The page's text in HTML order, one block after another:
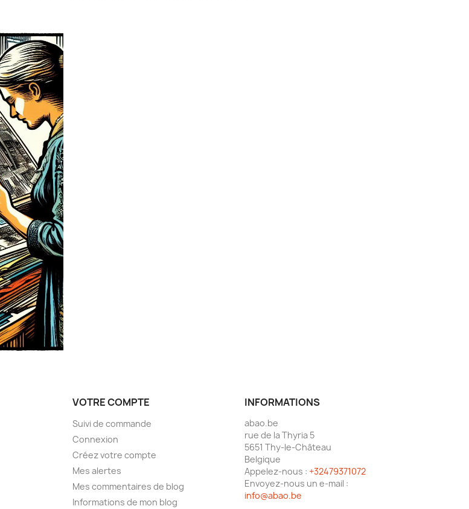
VOTRE COMPTE
Suivi de commande
Connexion
Créez votre compte
Mes alertes
Mes commentaires de blog
Informations de mon blog
INFORMATIONS
abao.be
rue de la Thyria 5
5651 Thy-le-Château
Belgique
Appelez-nous : +32479371072
Envoyez-nous un e-mail :
info@abao.be